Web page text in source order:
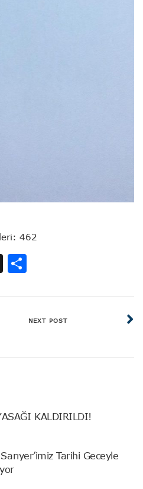
462
X
NEXT POST
KALDIRILDI!
Tarihi Geceyle